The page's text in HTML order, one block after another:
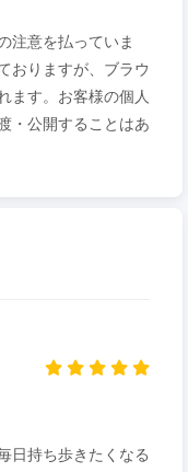
注意を払っていま
おりますが、ブラウ
ます。お客様の個人
・公開することはあ
日持ち歩きたくなる